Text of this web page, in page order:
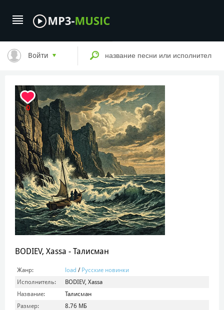
Войти
0
BODIEV, Xassa - Талисман
Жанр: load / Русские новинки
Исполнитель:
BODIEV, Xassa
Название:
Талисман
Размер:
8.76 МБ